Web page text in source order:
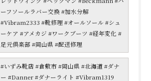
ーフソールラバー交換 #加水分解
#Vibram2333 #靴修理 #オールソール #シュ
ーケア #アメカジ #ワークブーツ #経年変化 #
足元倶楽部 #岡山県 #配送修理
#いずみ靴店 #倉敷市 #岡山県 #北海道 #ダナ
ー #Danner #ダナーライト #Vibram1319